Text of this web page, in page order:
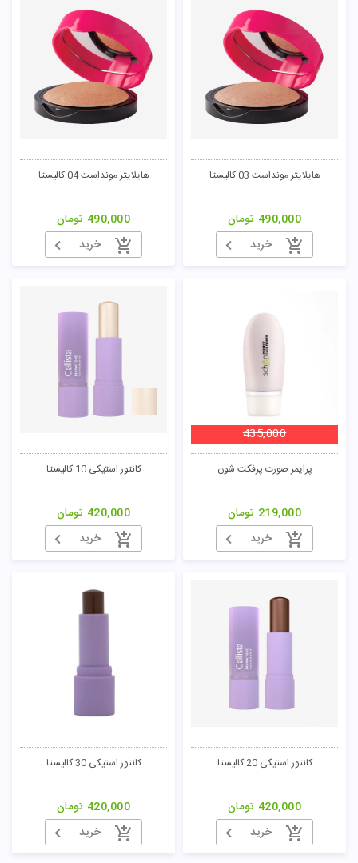
هایلایتر مونداست 03 کالیستا
490,000 تومان
خرید
هایلایتر مونداست 04 کالیستا
490,000 تومان
خرید
پرایمر صورت پرفکت شون
435,000
219,000 تومان
خرید
کانتور استیکی 10 کالیستا
420,000 تومان
خرید
کانتور استیکی 20 کالیستا
420,000 تومان
خرید
کانتور استیکی 30 کالیستا
420,000 تومان
خرید